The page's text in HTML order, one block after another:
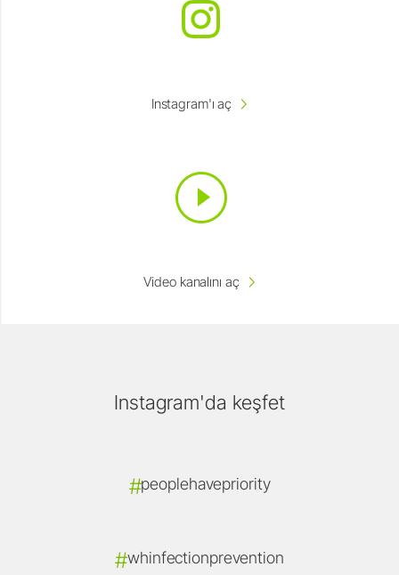
Instagram'ı aç
Video kanalını aç
Instagram'da keşfet
#peoplehavepriority
#whinfectionprevention